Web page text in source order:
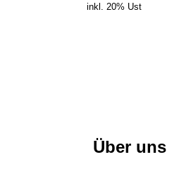
inkl. 20% Ust
Über uns